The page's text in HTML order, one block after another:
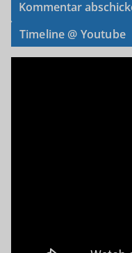
Timeline @ Youtube